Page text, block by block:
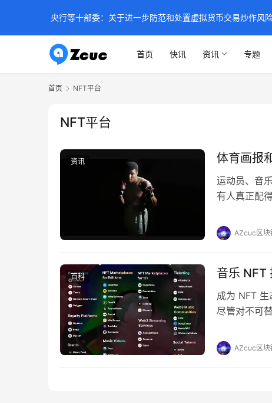
首页 快讯 资讯 专题
首页 NFT平台
NFT平台
资讯 体育画报
运动员、音
有人真正配
也许是 20
最令人难忘
AZcuc区块
百科 音乐 NFT
成为 NFT 生
尽管对不可
问题——这只
成整个 NFT
AZcuc区块
央行等十部委：关于进一步防范和处置虚拟货币交易炒作风